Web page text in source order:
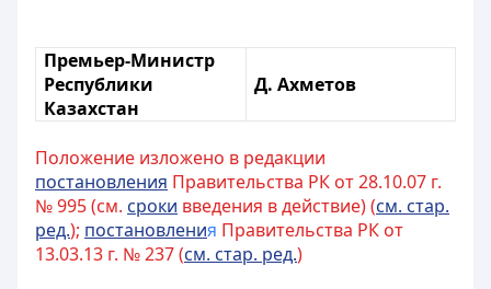
Премьер-Министр
Республики
Казахстан
Д. Ахметов
Положение изложено в редакции
постановления Правительства РК от 28.10.07 г.
№ 995 (см. сроки введения в действие) (см. стар.
ред.); постановления Правительства РК от
13.03.13 г. № 237 (см. стар. ред.)